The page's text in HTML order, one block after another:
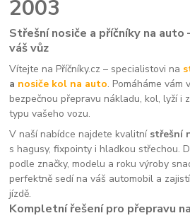
2003
Střešní nosiče a příčníky na auto
váš vůz
Vítejte na Příčníky.cz – specialistovi na
a nosiče kol na auto. Pomáháme vám
bezpečnou přepravu nákladu, kol, lyží i
typu vašeho vozu.
V naší nabídce najdete kvalitní střešní
s hagusy, fixpointy i hladkou střechou.
podle značky, modelu a roku výroby
perfektně sedí na váš automobil a
jízdě.
Kompletní řešení pro přepravu